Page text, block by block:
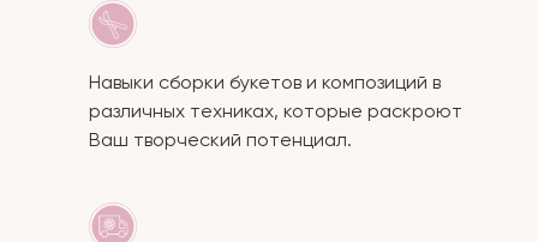
Навыки сборки букетов и композиций в
различных техниках, которые раскроют
Ваш творческий потенциал.